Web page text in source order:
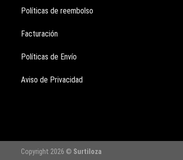
Políticas de reembolso
Facturación
Políticas de Envío
Aviso de Privacidad
Copyright 2026 © Surtiloza